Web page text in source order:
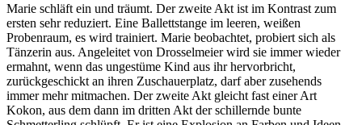
Marie schläft ein und träumt. Der zweite Akt ist im Kontrast zum
ersten sehr reduziert. Eine Ballettstange im leeren, weißen
Probenraum, es wird trainiert. Marie beobachtet, probiert sich als
Tänzerin aus. Angeleitet von Drosselmeier wird sie immer wieder
ermahnt, wenn das ungestüme Kind aus ihr hervorbricht,
zurückgeschickt an ihren Zuschauerplatz, darf aber zusehends
immer mehr mitmachen. Der zweite Akt gleicht fast einer Art
Kokon, aus dem dann im dritten Akt der schillernde bunte